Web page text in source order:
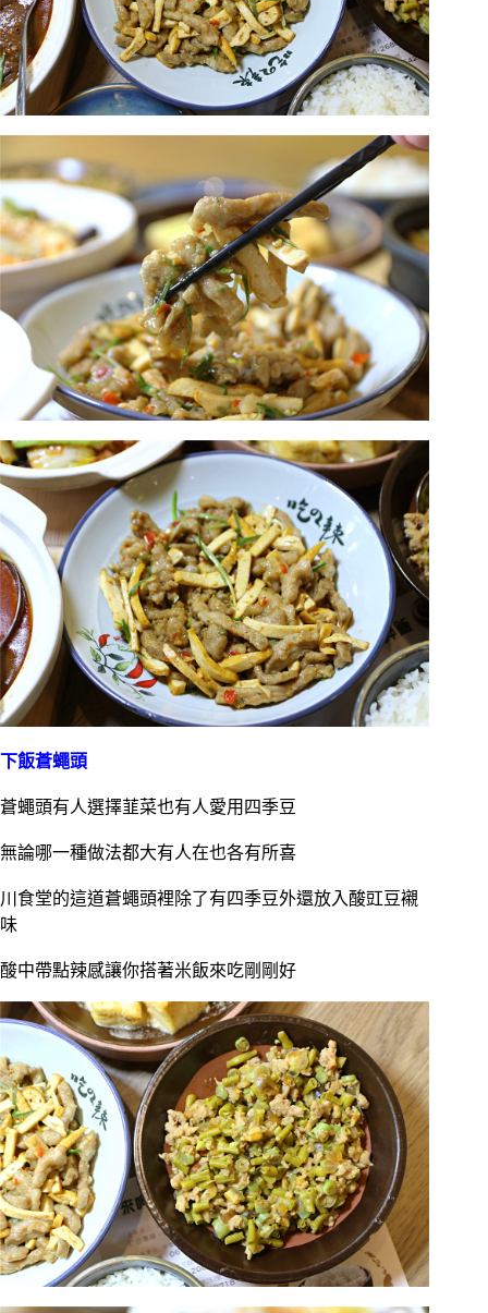
下飯蒼蠅頭
蒼蠅頭有人選擇韮菜也有人愛用四季豆
無論哪一種做法都大有人在也各有所喜
川食堂的這道蒼蠅頭裡除了有四季豆外還放入酸豇豆襯
味
酸中帶點辣感讓你搭著米飯來吃剛剛好